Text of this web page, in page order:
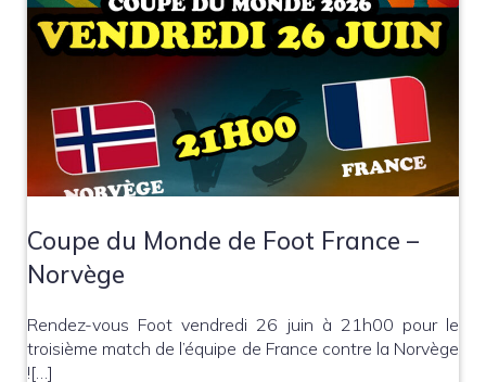
Coupe du Monde de Foot France –
Norvège
Rendez-vous Foot vendredi 26 juin à 21h00 pour le
troisième match de l’équipe de France contre la Norvège
![…]